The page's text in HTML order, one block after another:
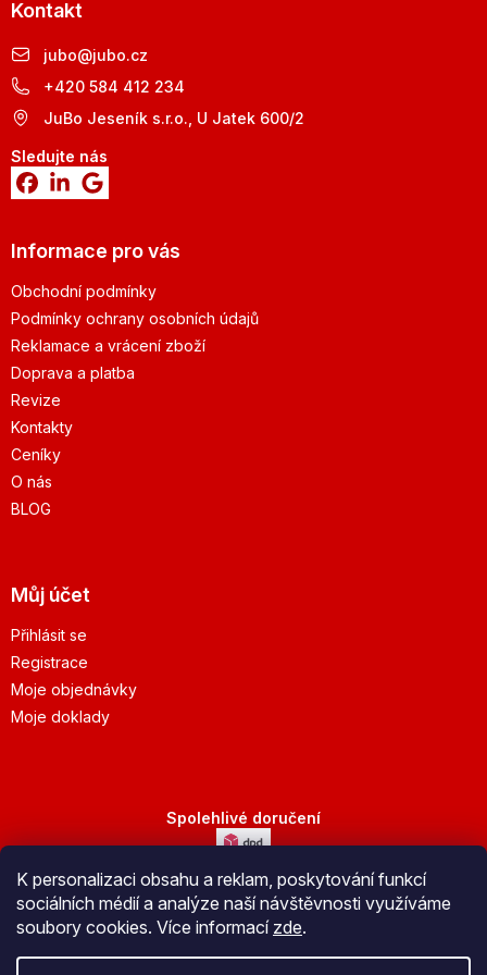
K personalizaci obsahu a reklam, poskytování funkcí
sociálních médií a analýze naší návštěvnosti využíváme
soubory cookies. Více informací zde.
Kontakt
jubo@jubo.cz
+420 584 412 234
JuBo Jeseník s.r.o., U Jatek 600/2
Sledujte nás
Informace pro vás
Obchodní podmínky
Podmínky ochrany osobních údajů
Reklamace a vrácení zboží
Doprava a platba
Revize
Kontakty
Ceníky
O nás
BLOG
Můj účet
Přihlásit se
Registrace
Moje objednávky
Moje doklady
Spolehlivé doručení
Bezpečná platba